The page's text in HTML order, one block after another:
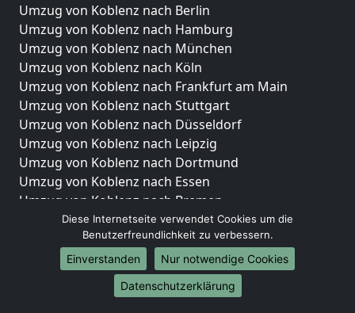
Umzug von Koblenz nach Berlin
Umzug von Koblenz nach Hamburg
Umzug von Koblenz nach München
Umzug von Koblenz nach Köln
Umzug von Koblenz nach Frankfurt am Main
Umzug von Koblenz nach Stuttgart
Umzug von Koblenz nach Düsseldorf
Umzug von Koblenz nach Leipzig
Umzug von Koblenz nach Dortmund
Umzug von Koblenz nach Essen
Umzug von Koblenz nach Bremen
Umzug von Koblenz nach Dresden
Umzug von Koblenz nach Hannover
Umzug von Koblenz nach Nürnberg
Umzug von Koblenz nach Duisburg
Umzug von Koblenz nach Bochum
Diese Internetseite verwendet Cookies um die
Benutzerfreundlichkeit zu verbessern.
Einverstanden
Nur notwendige Cookies
Datenschutzerklärung